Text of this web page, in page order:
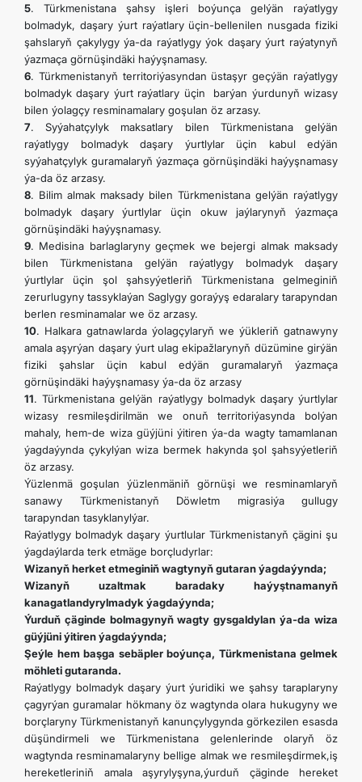
5. Türkmenistana şahsy işleri boýunça gelýän raýatlygy
bolmadyk, daşary ýurt raýatlary üçin-bellenilen nusgada fiziki
şahslaryň çakylygy ýa-da raýatlygy ýok daşary ýurt raýatynyň
ýazmaça görnüşindäki haýyşnamasy.
6. Türkmenistanyň territoriýasyndan üstaşyr geçýän raýatlygy
bolmadyk daşary ýurt raýatlary üçin barýan ýurdunyň wizasy
bilen ýolagçy resminamalary goşulan öz arzasy.
7. Syýahatçylyk maksatlary bilen Türkmenistana gelýän
raýatlygy bolmadyk daşary ýurtlylar üçin kabul edýän
syýahatçylyk guramalaryň ýazmaça görnüşindäki haýyşnamasy
ýa-da öz arzasy.
8. Bilim almak maksady bilen Türkmenistana gelýän raýatlygy
bolmadyk daşary ýurtlylar üçin okuw jaýlarynyň ýazmaça
görnüşindäki haýyşnamasy.
9. Medisina barlaglaryny geçmek we bejergi almak maksady
bilen Türkmenistana gelýän raýatlygy bolmadyk daşary
ýurtlylar üçin şol şahsyýetleriň Türkmenistana gelmeginiň
zerurlugyny tassyklaýan Saglygy goraýyş edaralary tarapyndan
berlen resminamalar we öz arzasy.
10. Halkara gatnawlarda ýolagçylaryň we ýükleriň gatnawyny
amala aşyrýan daşary ýurt ulag ekipažlarynyň düzümine girýän
fiziki şahslar üçin kabul edýän guramalaryň ýazmaça
görnüşindäki haýyşnamasy ýa-da öz arzasy
11. Türkmenistana gelýän raýatlygy bolmadyk daşary ýurtlylar
wizasy resmileşdirilmän we onuň territoriýasynda bolýan
mahaly, hem-de wiza güýjüni ýitiren ýa-da wagty tamamlanan
ýagdaýynda çykylýan wiza bermek hakynda şol şahsyýetleriň
öz arzasy.
Ýüzlenmä goşulan ýüzlenmäniň görnüşi we resminamlaryň
sanawy Türkmenistanyň Döwletm migrasiýa gullugy
tarapyndan tasyklanylýar.
Raýatlygy bolmadyk daşary ýurtlular Türkmenistanyň çägini şu
ýagdaýlarda terk etmäge borçludyrlar:
Wizanyň herket etmeginiň wagtynyň gutaran ýagdaýynda;
Wizanyň uzaltmak baradaky haýyştnamanyň
kanagatlandyrylmadyk ýagdaýynda;
Ýurduň çäginde bolmagynyň wagty gysgaldylan ýa-da wiza
güýjüni ýitiren ýagdaýynda;
Şeýle hem başga sebäpler boýunça, Türkmenistana gelmek
möhleti gutaranda.
Raýatlygy bolmadyk daşary ýurt ýuridiki we şahsy taraplaryny
çagyrýan guramalar hökmany öz wagtynda olara hukugyny we
borçlaryny Türkmenistanyň kanunçylygynda görkezilen esasda
düşündirmeli we Türkmenistana gelenlerinde olaryň öz
wagtynda resminamalaryny bellige almak we resmileşdirmek,iş
hereketleriniň amala aşyrylyşyna,ýurduň çäginde hereket